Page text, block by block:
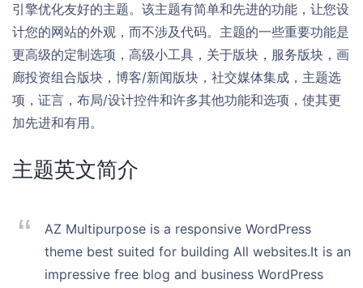
引擎优化友好的主题。该主题有简单和先进的功能，让您设
计您的网站的外观，而不涉及代码。主题的一些重要功能是
更高级的定制选项，高级小工具，关于版块，服务版块，画
廊投资组合版块，博客/新闻版块，社交媒体集成，主题选
项，证言，布局/设计控件和许多其他功能和选项，使其更
加先进和有用。
主题英文简介
AZ Multipurpose is a responsive WordPress
theme best suited for building All websites.It is an
impressive free blog and business WordPress